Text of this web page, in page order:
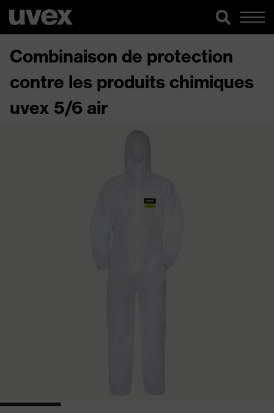
Combinaison de protection
contre les produits chimiques
uvex 5/6 air